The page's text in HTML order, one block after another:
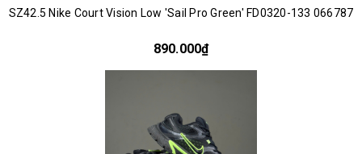
SZ42.5 Nike Court Vision Low 'Sail Pro Green' FD0320-133 066787
890.000₫